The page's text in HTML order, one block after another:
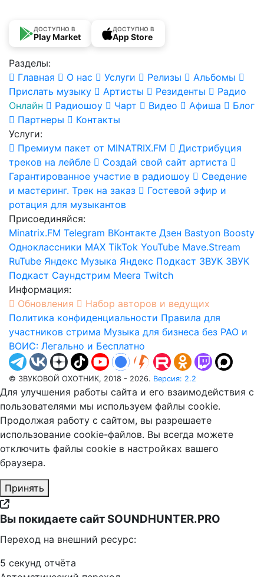
ДОСТУПНО В
Play Market
ДОСТУПНО В
App Store
Разделы:
Главная
О нас Услуги Релизы
Альбомы
Прислать музыку
Артисты Резиденты
Радио
Онлайн
Радиошоу Чарт Видео Афиша
Блог
Партнеры
Контакты
Услуги:
Премиум пакет от MINATRIX.FM
Дистрибуция
треков на лейбле
Создай свой сайт артиста
Гарантированное участие в радиошоу
Сведение
и мастеринг. Трек на заказ
Гостевой эфир и
ротация для музыкантов
Присоединяйся:
Minatrix.FM Telegram ВКонтакте Дзен Bastyon Boosty
Одноклассники MAX TikTok YouTube Mave.Stream
RuTube Яндекс Музыка Яндекс Подкаст ЗВУК ЗВУК
Подкаст Саундстрим Meera Twitch
Информация:
Обновления
Набор авторов и ведущих
Политика конфиденциальности Правила для
участников стрима Музыка для бизнеса без РАО и
ВОИС: Легально и Бесплатно
© ЗВУКОВОЙ ОХОТНИК, 2018 - 2026. Версия: 2.2
Для улучшения работы сайта и его взаимодействия с
пользователями мы используем файлы cookie.
Продолжая работу с сайтом, вы разрешаете
использование cookie-файлов. Вы всегда можете
отключить файлы cookie в настройках вашего
браузера.
Принять
Вы покидаете сайт SOUNDHUNTER.PRO
Переход на внешний ресурс:
5 секунд отчёта